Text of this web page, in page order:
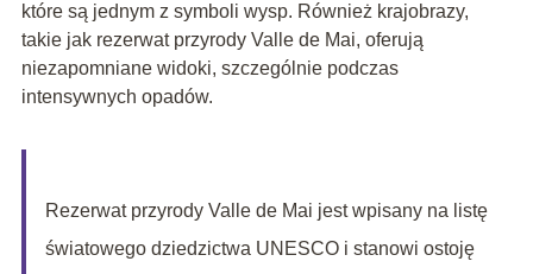
które są jednym z symboli wysp. Również krajobrazy,
takie jak rezerwat przyrody Valle de Mai, oferują
niezapomniane widoki, szczególnie podczas
intensywnych opadów.
Rezerwat przyrody Valle de Mai jest wpisany na listę
światowego dziedzictwa UNESCO i stanowi ostoję